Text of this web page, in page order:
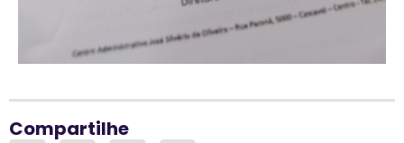
Compartilhe